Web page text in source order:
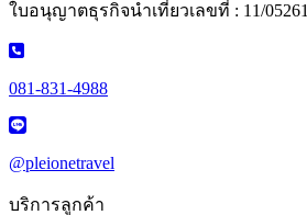
ใบอนุญาตธุรกิจนำเที่ยวเลขที่ : 11/05261
081-831-4988
@pleionetravel
บริการลูกค้า